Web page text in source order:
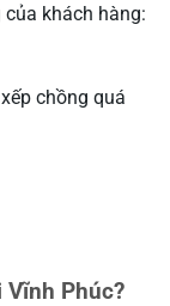
khách hàng:
chồng quá
Phúc?